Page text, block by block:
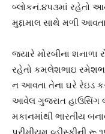
બ્લોકનં.૪૫૩માં રહેતો
મુદ્દામાલ સાથે મળી
જયારે મોરબીના શનાળા
રહેતો કમલેશભાઇ
ન આવતા તેના ઘરે રેઇડ
આવેલ ગુજરાત હાઉસિંગ
મકાનમાંથી ભારતીય